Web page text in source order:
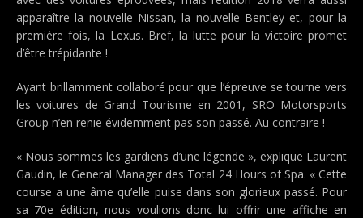
apparaître la nouvelle Nissan, la nouvelle Bentley et, pour la
première fois, la Lexus. Bref, la lutte pour la victoire promet
d’être trépidante !
Ayant brillamment collaboré pour que l’épreuve se tourne vers
les voitures de Grand Tourisme en 2001, SRO Motorsports
Group n’en renie évidemment pas son passé. Au contraire !
« Nous sommes les gardiens d’une légende », explique Laurent
Gaudin, le General Manager des Total 24 Hours of Spa. « Cette
course a une âme qu’elle puise dans son glorieux passé. Pour
sa 70e édition, nous voulions donc lui offrir une affiche en